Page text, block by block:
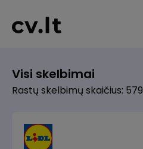
Visi skelbimai
Rastų skelbimų skaičius: 579